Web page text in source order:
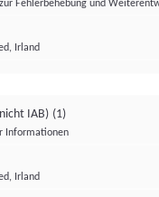
Fehlerbehebung und
Irland
IAB) (1)
Informationen
Irland